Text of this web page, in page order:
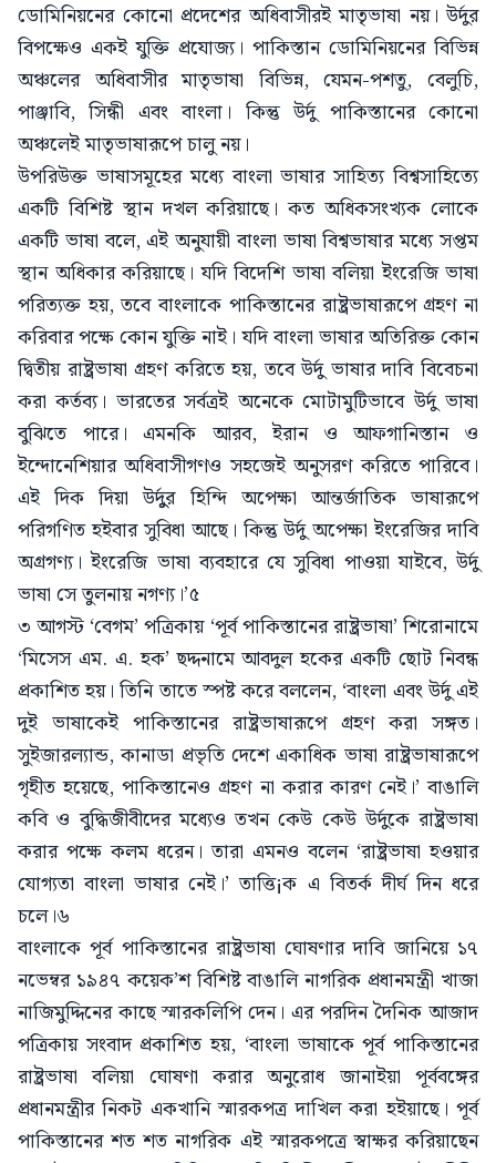
ডোমিনিয়নের কোনো প্রদেশের অধিবাসীরই মাতৃভাষা নয়। উর্দুর
বিপক্ষেও একই যুক্তি প্রযোজ্য। পাকিস্তান ডোমিনিয়নের বিভিন্ন
অঞ্চলের অধিবাসীর মাতৃভাষা বিভিন্ন, যেমন-পশতু, বেলুচি,
পাঞ্জাবি, সিন্ধী এবং বাংলা। কিন্তু উর্দু পাকিস্তানের কোনো
অঞ্চলেই মাতৃভাষারূপে চালু নয়।
উপরিউক্ত ভাষাসমূহের মধ্যে বাংলা ভাষার সাহিত্য বিশ্বসাহিত্যে
একটি বিশিষ্ট স্থান দখল করিয়াছে। কত অধিকসংখ্যক লোকে
একটি ভাষা বলে, এই অনুযায়ী বাংলা ভাষা বিশ্বভাষার মধ্যে সপ্তম
স্থান অধিকার করিয়াছে। যদি বিদেশি ভাষা বলিয়া ইংরেজি ভাষা
পরিত্যক্ত হয়, তবে বাংলাকে পাকিস্তানের রাষ্ট্রভাষারূপে গ্রহণ না
করিবার পক্ষে কোন যুক্তি নাই। যদি বাংলা ভাষার অতিরিক্ত কোন
দ্বিতীয় রাষ্ট্রভাষা গ্রহণ করিতে হয়, তবে উর্দু ভাষার দাবি বিবেচনা
করা কর্তব্য। ভারতের সর্বত্রই অনেকে মোটামুটিভাবে উর্দু ভাষা
বুঝিতে পারে। এমনকি আরব, ইরান ও আফগানিস্তান ও
ইন্দোনেশিয়ার অধিবাসীগণও সহজেই অনুসরণ করিতে পারিবে।
এই দিক দিয়া উর্দুুর হিন্দি অপেক্ষা আন্তর্জাতিক ভাষারূপে
পরিগণিত হইবার সুবিধা আছে। কিন্তু উর্দু অপেক্ষা ইংরেজির দাবি
অগ্রগণ্য। ইংরেজি ভাষা ব্যবহারে যে সুবিধা পাওয়া যাইবে, উর্দু
ভাষা সে তুলনায় নগণ্য।’৫
৩ আগস্ট ‘বেগম’ পত্রিকায় ‘পূর্ব পাকিস্তানের রাষ্ট্রভাষা’ শিরোনামে
‘মিসেস এম. এ. হক’ ছদ্দনামে আবদুল হকের একটি ছোট নিবন্ধ
প্রকাশিত হয়। তিনি তাতে স্পষ্ট করে বললেন, ‘বাংলা এবং উর্দু এই
দুই ভাষাকেই পাকিস্তানের রাষ্ট্রভাষারূপে গ্রহণ করা সঙ্গত।
সুইজারল্যান্ড, কানাডা প্রভৃতি দেশে একাধিক ভাষা রাষ্ট্রভাষারূপে
গৃহীত হয়েছে, পাকিস্তানেও গ্রহণ না করার কারণ নেই।’ বাঙালি
কবি ও বুদ্ধিজীবীদের মধ্যেও তখন কেউ কেউ উর্দুকে রাষ্ট্রভাষা
করার পক্ষে কলম ধরেন। তারা এমনও বলেন ‘রাষ্ট্রভাষা হওয়ার
যোগ্যতা বাংলা ভাষার নেই।’ তাত্তি¡ক এ বিতর্ক দীর্ঘ দিন ধরে
চলে।৬
বাংলাকে পূর্ব পাকিস্তানের রাষ্ট্রভাষা ঘোষণার দাবি জানিয়ে ১৭
নভেম্বর ১৯৪৭ কয়েক’শ বিশিষ্ট বাঙালি নাগরিক প্রধানমন্ত্রী খাজা
নাজিমুদ্দিনের কাছে স্মারকলিপি দেন। এর পরদিন দৈনিক আজাদ
পত্রিকায় সংবাদ প্রকাশিত হয়, ‘বাংলা ভাষাকে পূর্ব পাকিস্তানের
রাষ্ট্রভাষা বলিয়া ঘোষণা করার অনুরোধ জানাইয়া পূর্ববঙ্গের
প্রধানমন্ত্রীর নিকট একখানি স্মারকপত্র দাখিল করা হইয়াছে। পূর্ব
পাকিস্তানের শত শত নাগরিক এই স্মারকপত্রে স্বাক্ষর করিয়াছেন